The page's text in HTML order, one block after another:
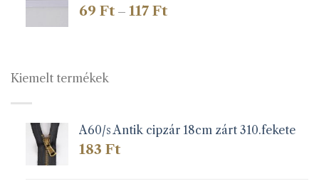
69 Ft – 117 FtÁrtartomány:
Kiemelt termékek
A60/s Antik cipzár 18cm zárt 310.fekete
183 Ft